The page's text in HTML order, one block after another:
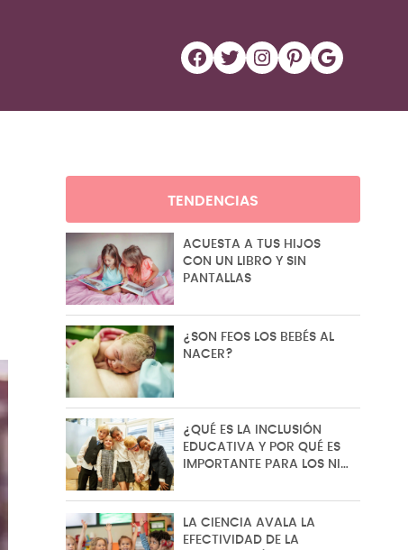
Facebook Twitter Instagram Pinterest Google
TENDENCIAS
ACUESTA A TUS HIJOS
CON UN LIBRO Y SIN
PANTALLAS
¿SON FEOS LOS BEBÉS AL
NACER?
¿QUÉ ES LA INCLUSIÓN
EDUCATIVA Y POR QUÉ ES
IMPORTANTE PARA LOS NI…
LA CIENCIA AVALA LA
EFECTIVIDAD DE LA